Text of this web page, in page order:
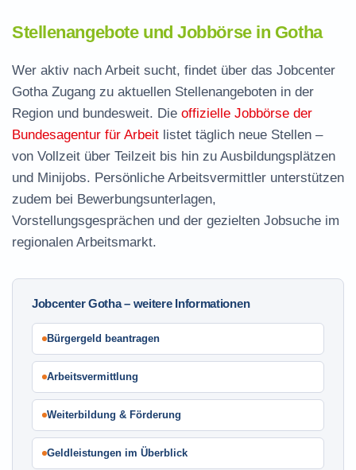
Stellenangebote und Jobbörse in Gotha
Wer aktiv nach Arbeit sucht, findet über das Jobcenter
Gotha Zugang zu aktuellen Stellenangeboten in der
Region und bundesweit. Die offizielle Jobbörse der
Bundesagentur für Arbeit listet täglich neue Stellen –
von Vollzeit über Teilzeit bis hin zu Ausbildungsplätzen
und Minijobs. Persönliche Arbeitsvermittler unterstützen
zudem bei Bewerbungsunterlagen,
Vorstellungsgesprächen und der gezielten Jobsuche im
regionalen Arbeitsmarkt.
Jobcenter Gotha – weitere Informationen
Bürgergeld beantragen
Arbeitsvermittlung
Weiterbildung & Förderung
Geldleistungen im Überblick